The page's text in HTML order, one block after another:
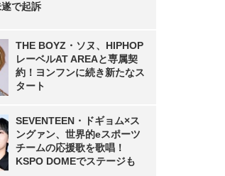
で起訴
THE BOYZ・ソヌ、HIPHOP
レーベルAT AREAと専属契
約！ヨンフンに続き新たなス
タート
SEVENTEEN・ドギョム×ス
ングァン、世界的eスポーツ
チームの応援歌を歌唱！
KSPO DOMEでステージも